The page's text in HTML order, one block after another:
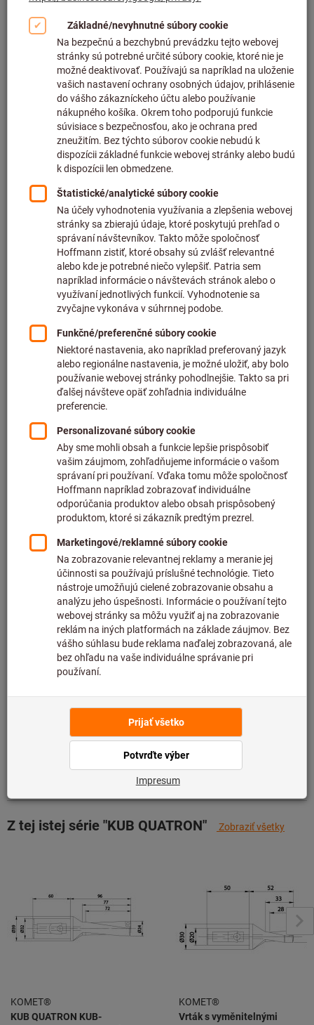
Kliknutím zväčšíte obrázok
plus náklady na dopravu
Individuálne ceny pre obchodných zákazníkov po
prihlásení.
Do nákupného košíka
Predpokladaný čas dodania: 2 – 3 týždne
Upozorňujeme, že dodacia lehota a obmedzená rada:
Túto položku pre Vás objednávame priamo od výrobcu,
pretože nie je súčasťou nášho hlavného sortimentu, a
preto ju nemáme na sklade.
Informácie
Pridať do zoznamu želaní
Podrobnosti o výrobku
Z tej istej série "KUB QUATRON" Zobraziť všetky
KOMET®
KUB QUATRON KUB-
KOMET®
Vrták s vyměnitelnými